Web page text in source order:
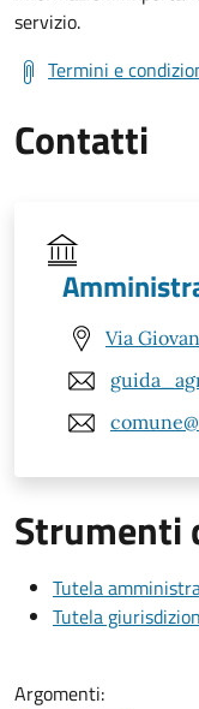
servizio.
Termini e
Contatti
Via
Strumenti
Tutela
Tutela
Argomenti: